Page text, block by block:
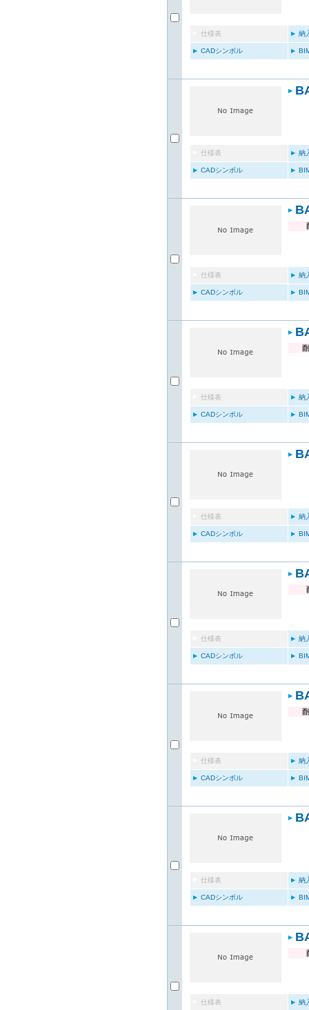
仕様表 納
CADシンボル
仕様表 納
CADシンボル
仕様表 納
CADシンボル
仕様表 納
CADシンボル
仕様表 納
CADシンボル
仕様表 納
CADシンボル
仕様表 納
CADシンボル
仕様表 納
CADシンボル
仕様表 納